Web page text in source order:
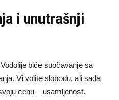
i unutrašnji
biće suočavanje sa
Vi volite slobodu, ali sada
cenu – usamljenost.